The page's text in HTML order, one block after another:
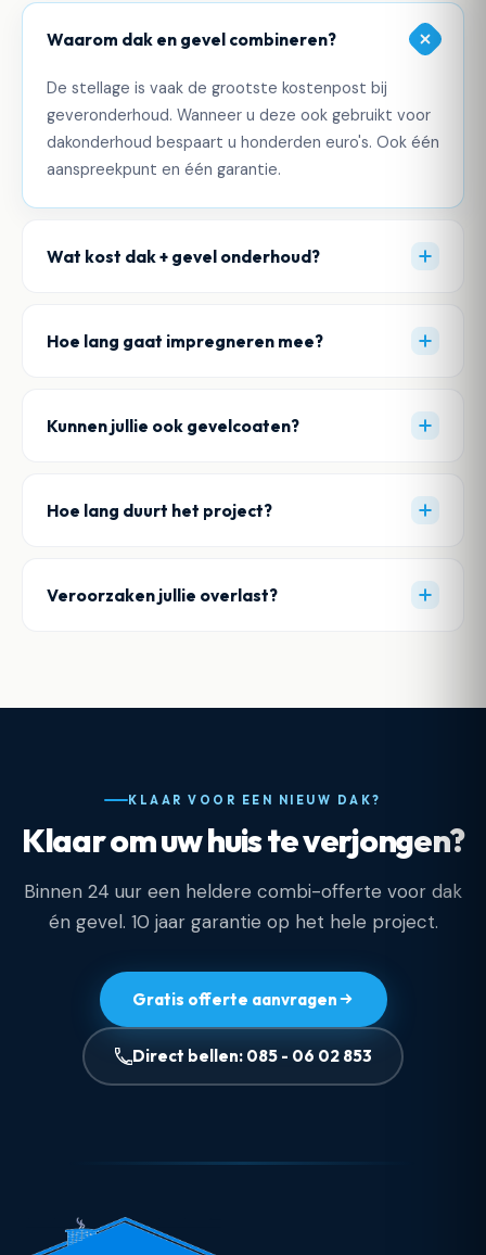
Waarom dak en gevel combineren?
De stellage is vaak de grootste kostenpost bij
geveronderhoud. Wanneer u deze ook gebruikt voor
dakonderhoud bespaart u honderden euro's. Ook één
aanspreekpunt en één garantie.
Wat kost dak + gevel onderhoud?
Hoe lang gaat impregneren mee?
Kunnen jullie ook gevelcoaten?
Hoe lang duurt het project?
Veroorzaken jullie overlast?
KLAAR VOOR EEN NIEUW DAK?
Klaar om uw huis te verjongen?
Binnen 24 uur een heldere combi-offerte voor dak
én gevel. 10 jaar garantie op het hele project.
Gratis offerte aanvragen
Direct bellen: 085 - 06 02 853